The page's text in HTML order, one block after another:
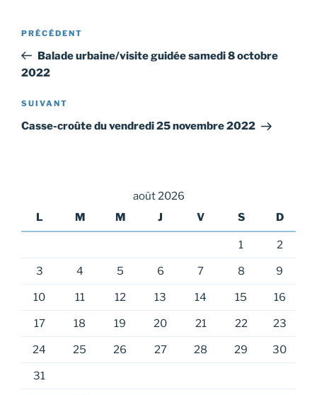
Navigation
l’article
Article
précédent
PRÉCÉDENT
Balade urbaine/visite guidée samedi 8 octobre
2022
Article
suivant
SUIVANT
Casse-croûte du vendredi 25 novembre 2022
août 2026
L
M M J V S D
1 2
3 4 5 6 7 8 9
10 11 12 13 14 15 16
17 18 19 20 21 22 23
24 25 26 27 28 29 30
31